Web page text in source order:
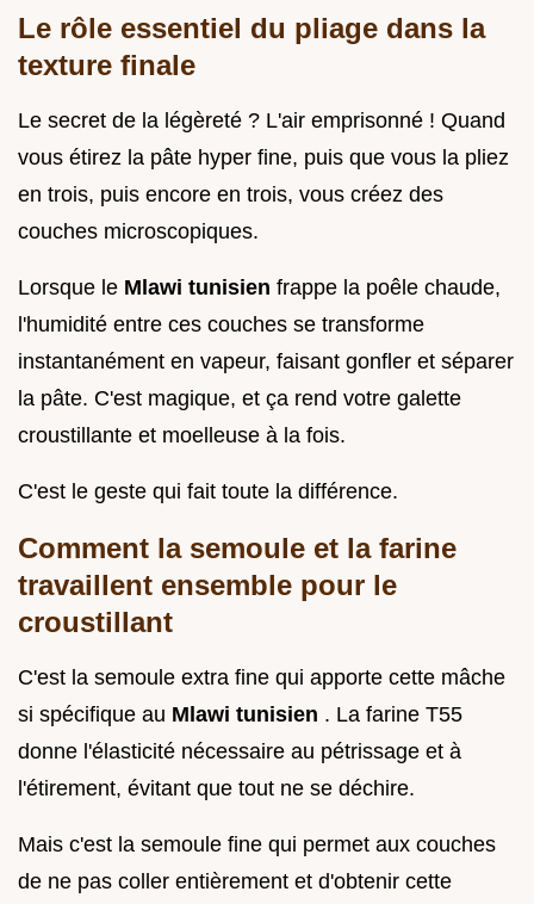
Le rôle essentiel du pliage dans la
texture finale
Le secret de la légèreté ? L'air emprisonné ! Quand
vous étirez la pâte hyper fine, puis que vous la pliez
en trois, puis encore en trois, vous créez des
couches microscopiques.
Lorsque le Mlawi tunisien frappe la poêle chaude,
l'humidité entre ces couches se transforme
instantanément en vapeur, faisant gonfler et séparer
la pâte. C'est magique, et ça rend votre galette
croustillante et moelleuse à la fois.
C'est le geste qui fait toute la différence.
Comment la semoule et la farine
travaillent ensemble pour le
croustillant
C'est la semoule extra fine qui apporte cette mâche
si spécifique au Mlawi tunisien . La farine T55
donne l'élasticité nécessaire au pétrissage et à
l'étirement, évitant que tout ne se déchire.
Mais c'est la semoule fine qui permet aux couches
de ne pas coller entièrement et d'obtenir cette